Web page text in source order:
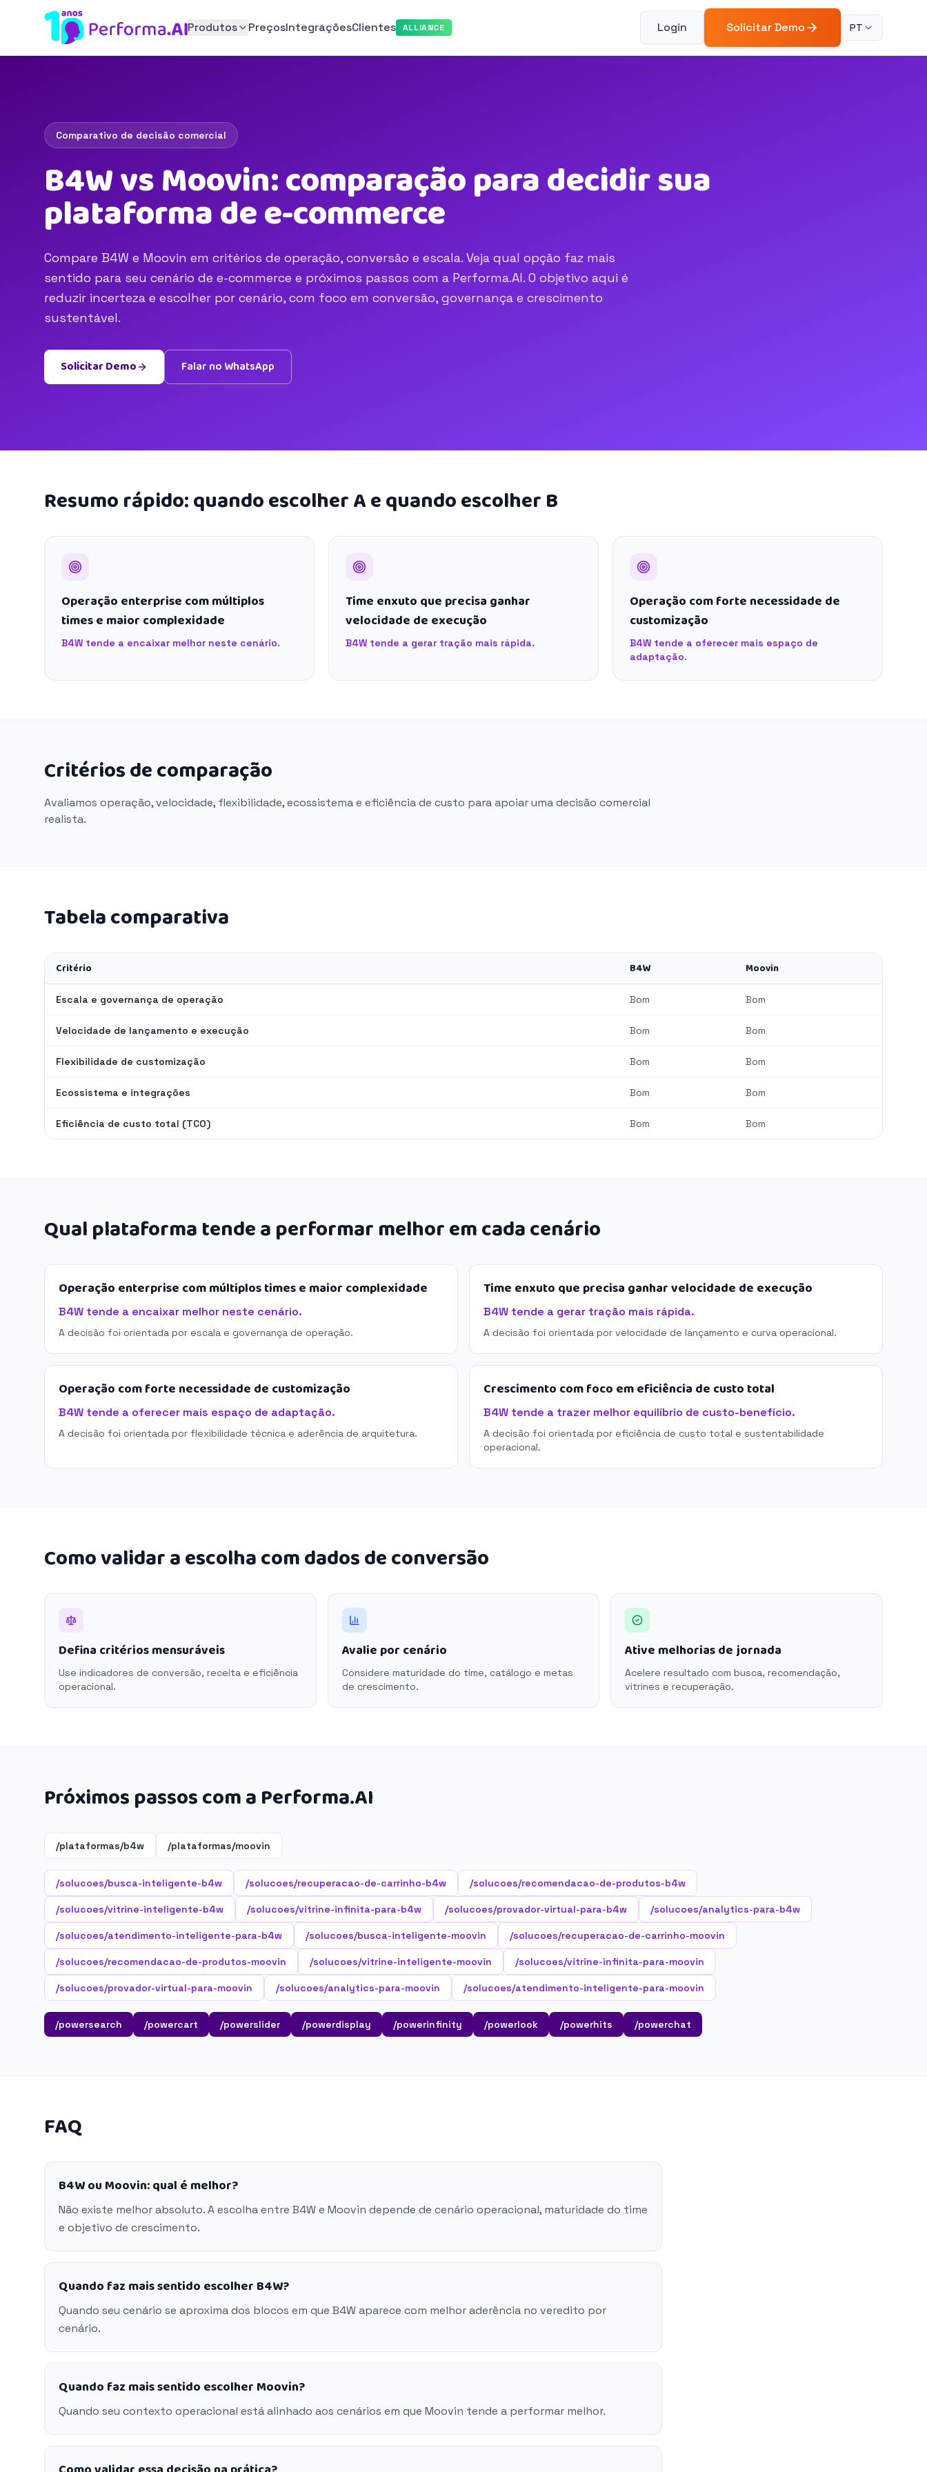
Produtos PreçosIntegraçõesClientes ALLIANCE Login Solicitar Demo PT
Comparativo de decisão comercial
B4W vs Moovin: comparação para decidir sua
plataforma de e-commerce
Compare B4W e Moovin em critérios de operação, conversão e escala. Veja qual opção faz mais
sentido para seu cenário de e-commerce e próximos passos com a Performa.AI. O objetivo aqui é
reduzir incerteza e escolher por cenário, com foco em conversão, governança e crescimento
sustentável.
Solicitar Demo Falar no WhatsApp
Resumo rápido: quando escolher A e quando escolher B
Operação enterprise com múltiplos
times e maior complexidade
B4W tende a encaixar melhor neste cenário.
Time enxuto que precisa ganhar
velocidade de execução
B4W tende a gerar tração mais rápida.
Operação com forte necessidade de
customização
B4W tende a oferecer mais espaço de
adaptação.
Critérios de comparação
Avaliamos operação, velocidade, flexibilidade, ecossistema e eficiência de custo para apoiar uma decisão comercial
realista.
Tabela comparativa
Critério B4W Moovin
Escala e governança de operação Bom Bom
Velocidade de lançamento e execução Bom Bom
Flexibilidade de customização Bom Bom
Ecossistema e integrações Bom Bom
Eficiência de custo total (TCO) Bom Bom
Qual plataforma tende a performar melhor em cada cenário
Operação enterprise com múltiplos times e maior complexidade
B4W tende a encaixar melhor neste cenário.
A decisão foi orientada por escala e governança de operação.
Time enxuto que precisa ganhar velocidade de execução
B4W tende a gerar tração mais rápida.
A decisão foi orientada por velocidade de lançamento e curva operacional.
Operação com forte necessidade de customização
B4W tende a oferecer mais espaço de adaptação.
A decisão foi orientada por flexibilidade técnica e aderência de arquitetura.
Crescimento com foco em eficiência de custo total
B4W tende a trazer melhor equilíbrio de custo-benefício.
A decisão foi orientada por eficiência de custo total e sustentabilidade
operacional.
Como validar a escolha com dados de conversão
Defina critérios mensuráveis
Use indicadores de conversão, receita e eficiência
operacional.
Avalie por cenário
Considere maturidade do time, catálogo e metas
de crescimento.
Ative melhorias de jornada
Acelere resultado com busca, recomendação,
vitrines e recuperação.
Próximos passos com a Performa.AI
/plataformas/b4w /plataformas/moovin
/solucoes/busca-inteligente-b4w /solucoes/recuperacao-de-carrinho-b4w /solucoes/recomendacao-de-produtos-b4w
/solucoes/vitrine-inteligente-b4w /solucoes/vitrine-infinita-para-b4w /solucoes/provador-virtual-para-b4w /solucoes/analytics-para-b4w
/solucoes/atendimento-inteligente-para-b4w /solucoes/busca-inteligente-moovin /solucoes/recuperacao-de-carrinho-moovin
/solucoes/recomendacao-de-produtos-moovin /solucoes/vitrine-inteligente-moovin /solucoes/vitrine-infinita-para-moovin
/solucoes/provador-virtual-para-moovin /solucoes/analytics-para-moovin /solucoes/atendimento-inteligente-para-moovin
/powersearch /powercart /powerslider /powerdisplay /powerinfinity /powerlook /powerhits /powerchat
FAQ
B4W ou Moovin: qual é melhor?
Não existe melhor absoluto. A escolha entre B4W e Moovin depende de cenário operacional, maturidade do time
e objetivo de crescimento.
Quando faz mais sentido escolher B4W?
Quando seu cenário se aproxima dos blocos em que B4W aparece com melhor aderência no veredito por
cenário.
Quando faz mais sentido escolher Moovin?
Quando seu contexto operacional está alinhado aos cenários em que Moovin tende a performar melhor.